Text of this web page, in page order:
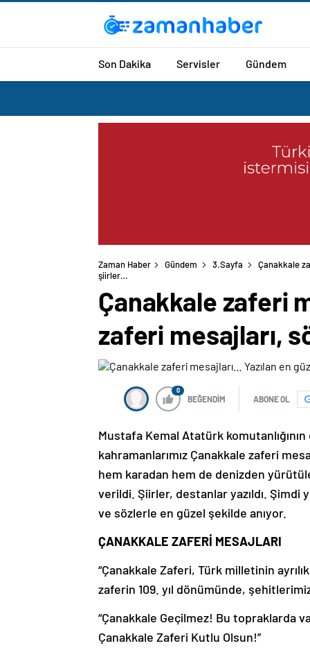
Son Dakika Servisler Gündem
Zaman Haber Gündem 3.Sayfa
Çanakkale
şiirler…
Çanakkale zaferi
zaferi mesajları,
0
BEĞENDİM ABONE OL
Mustafa Kemal Atatürk
kahramanlarımız Çanakkale zaferi
hem karadan hem de denizden
verildi. Şiirler, destanlar yazıldı. Şimdi
ve sözlerle en güzel şekilde anıyor.
ÇANAKKALE ZAFERİ MESAJLARI
“Çanakkale Zaferi, Türk milletinin
zaferin 109. yıl dönümünde,
“Çanakkale Geçilmez! Bu topraklarda
Çanakkale Zaferi Kutlu Olsun!”